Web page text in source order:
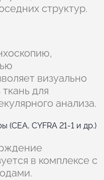
структур.
визуально
для
анализа.
(CEA, CYFRA 21-1 и др.)
в комплексе с